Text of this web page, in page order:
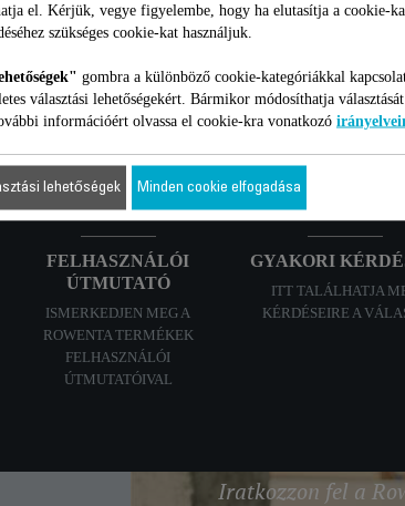
szolgáltatások
FELHASZNÁLÓI
ÚTMUTATÓ
ISMERKEDJEN MEG A
ROWENTA TERMÉKEK
FELHASZNÁLÓI
ÚTMUTATÓIVAL
GYAKORI
ITT TALÁLHATJA
KÉRDÉSEIRE A
Iratkozzon fel a
el. Kérjük, vegye figyelembe, hogy ha elutasítja a cookie-
szükséges cookie-kat használjuk.
gombra a különböző cookie-kategóriákkal
választási lehetőségekért. Bármikor módosíthatja választását
információért olvassa el cookie-kra vonatkozó
lehetőségek Minden cookie elfogadása